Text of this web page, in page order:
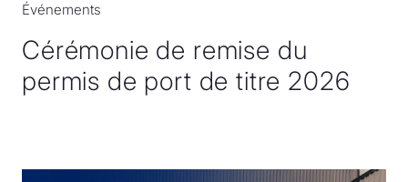
Événements
Cérémonie de remise du
permis de port de titre 2026